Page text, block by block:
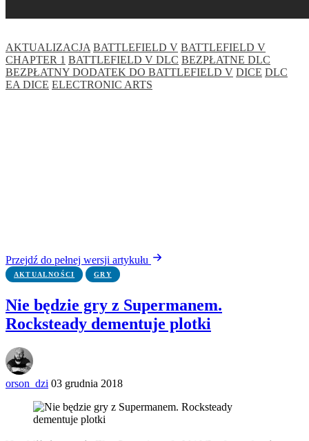
AKTUALIZACJA BATTLEFIELD V BATTLEFIELD V
CHAPTER 1 BATTLEFIELD V DLC BEZPŁATNE DLC
BEZPŁATNY DODATEK DO BATTLEFIELD V DICE DLC
EA DICE ELECTRONIC ARTS
Przejdź do pełnej wersji artykułu
AKTUALNOŚCI GRY
Nie będzie gry z Supermanem.
Rocksteady dementuje plotki
orson_dzi 03 grudnia 2018